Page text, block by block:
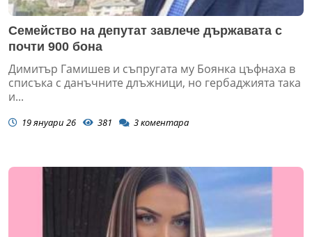
Семейство на депутат завлече държавата с
почти 900 бона
Димитър Гамишев и съпругата му Боянка цъфнаха в
списъка с данъчните длъжници, но гербаджията така
и...
19 януари 26 381 3коментара